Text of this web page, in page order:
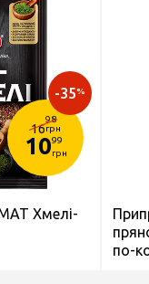
16
98
грн
1099
грн
-35%
Хмелі-
по-